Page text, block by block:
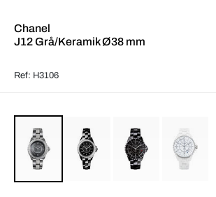
Chanel
J12 Grå/Keramik Ø38 mm
Ref: H3106